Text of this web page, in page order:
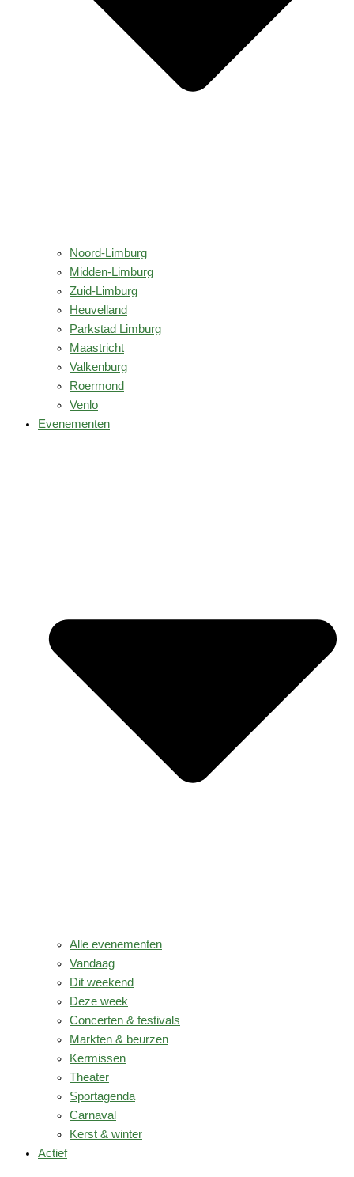
Noord-Limburg
Midden-Limburg
Zuid-Limburg
Heuvelland
Parkstad Limburg
Maastricht
Valkenburg
Roermond
Venlo
Evenementen
Alle evenementen
Vandaag
Dit weekend
Deze week
Concerten & festivals
Markten & beurzen
Kermissen
Theater
Sportagenda
Carnaval
Kerst & winter
Actief